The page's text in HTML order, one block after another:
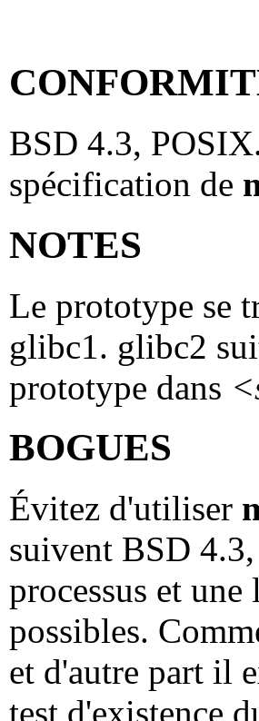
BSD 4.3,
spécification de
NOTES
Le prototype se
glibc1. glibc2
prototype dans
BOGUES
Évitez d'utiliser
suivent BSD
processus et
possibles.
et d'autre part il
test d'existence